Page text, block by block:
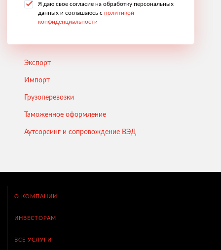
Я даю свое согласие на обработку персональных
данных и соглашаюсь с политикой
конфиденциальности
Экспорт
Импорт
Грузоперевозки
Таможенное оформление
Аутсорсинг и сопровождение ВЭД
О КОМПАНИИ
ИНВЕСТОРАМ
ВСЕ УСЛУГИ